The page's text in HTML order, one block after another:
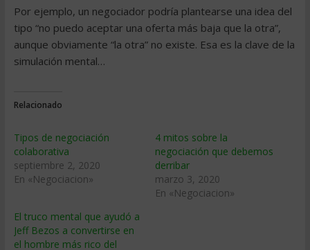
Por ejemplo, un negociador podría plantearse una idea del
tipo “no puedo aceptar una oferta más baja que la otra”,
aunque obviamente “la otra” no existe. Esa es la clave de la
simulación mental…
Relacionado
Tipos de negociación
colaborativa
septiembre 2, 2020
En «Negociacion»
4 mitos sobre la
negociación que debemos
derribar
marzo 3, 2020
En «Negociacion»
El truco mental que ayudó a
Jeff Bezos a convertirse en
el hombre más rico del